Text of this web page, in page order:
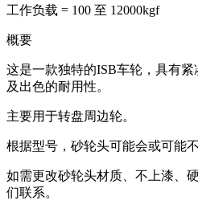
工作负载 = 100 至 12000kgf
概要
这是一款独特的ISB车轮，具有
及出色的耐用性。
主要用于转盘周边轮。
根据型号，砂轮头可能会或可能不
如需更改砂轮头材质、不上漆、
们联系。